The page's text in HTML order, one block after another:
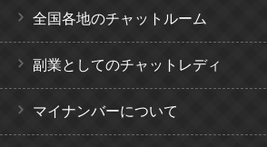
全国各地のチャットルーム
副業としてのチャットレディ
マイナンバーについて